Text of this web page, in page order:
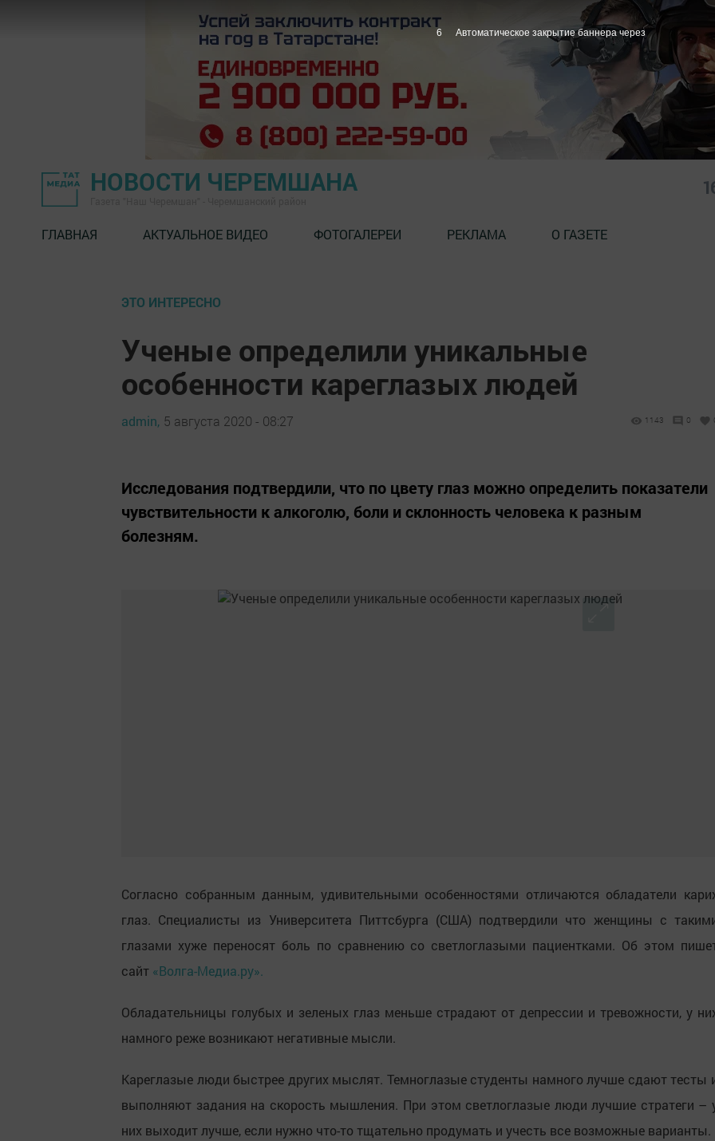
НОВОСТИ ЧЕРЕМШАНА
ГЛАВНАЯ АКТУАЛЬНОЕ ВИДЕО ФОТОГАЛЕРЕИ РЕКЛАМА О ГАЗЕТЕ
ЭТО ИНТЕРЕСНО
Ученые определили уникальные
особенности кареглазых людей
admin, 5 августа 2020 - 08:27 1143 0
Исследования подтвердили, что по цвету глаз можно определить показатели
чувствительности к алкоголю, боли и склонность человека к разным
болезням.
Согласно собранным данным, удивительными особенностями отличаются обладатели
глаз. Специалисты из Университета Питтсбурга (США) подтвердили что женщины с
глазами хуже переносят боль по сравнению со светлоглазыми пациентками. Об этом
сайт «Волга-Медиа.ру».
Обладательницы голубых и зеленых глаз меньше страдают от депрессии и тревожности, у
намного реже возникают негативные мысли.
Кареглазые люди быстрее других мыслят. Темноглазые студенты намного лучше сдают тесты
выполняют задания на скорость мышления. При этом светлоглазые люди лучшие стратеги –
них выходит лучше, если нужно что-то тщательно продумать и учесть все возможные варианты.
5 Автоматическое закрытие баннера через